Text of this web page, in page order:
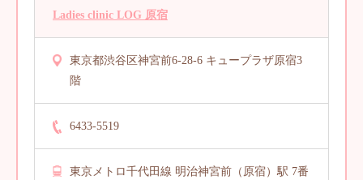
Ladies clinic LOG 原宿
東京都渋谷区神宮前6-28-6 キュープラザ原宿3
階
6433-5519
東京メトロ千代田線 明治神宮前（原宿）駅 7番